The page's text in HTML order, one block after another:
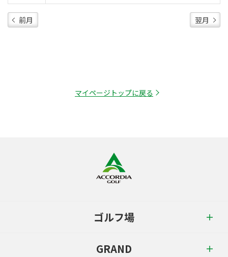
前月 翌月
マイページトップに戻る
ゴルフ場
GRAND